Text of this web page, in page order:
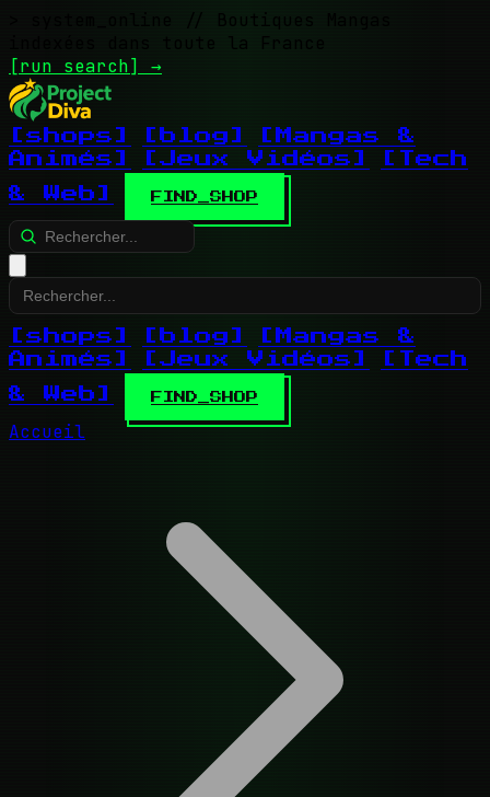
// Boutiques Mangas
indexées dans toute la France
[run search] →
[shops] [blog]
[Mangas &
Animés]
[Jeux Vidéos]
[Tech
& Web]
FIND_SHOP
[shops] [blog]
[Mangas &
Animés]
[Jeux Vidéos]
[Tech
& Web]
FIND_SHOP
Accueil